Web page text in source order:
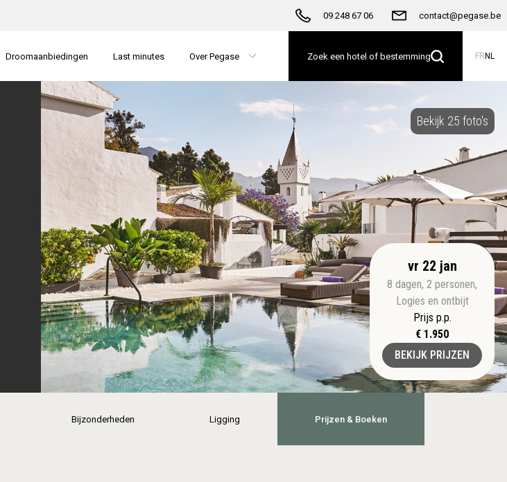
09 248 67 06 contact@pegase.be
Droomaanbiedingen Last minutes Over Pegase Zoek een hotel of bestemming FR NL
Bekijk 25 foto's
vr 22 jan
8 dagen, 2 personen,
Logies en ontbijt
Prijs p.p.
€ 1.950
BEKIJK PRIJZEN
Bijzonderheden Ligging Prijzen & Boeken